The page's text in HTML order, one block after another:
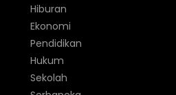
Hiburan
Ekonomi
Pendidikan
Hukum
Sekolah